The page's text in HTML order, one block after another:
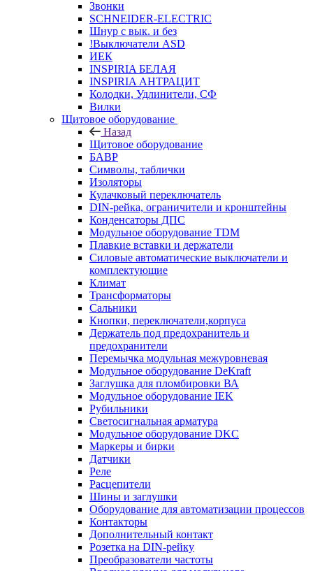
Звонки
SCHNEIDER-ELECTRIC
Шнур с вык. и без
!Выключатели ASD
ИЕК
INSPIRIA БЕЛАЯ
INSPIRIA АНТРАЦИТ
Колодки, Удлинители, СФ
Вилки
Щитовое оборудование
Назад
Щитовое оборудование
БАВР
Символы, таблички
Изоляторы
Кулачковый переключатель
DIN-рейка, ограничители и кронштейны
Конденсаторы ДПС
Модульное оборудование TDM
Плавкие вставки и держатели
Силовые автоматические выключатели и
комплектующие
Климат
Трансформаторы
Сальники
Кнопки, переключатели,корпуса
Держатель под предохранитель и
предохранители
Перемычка модульная межуровневая
Модульное оборудование DeKraft
Заглушка для пломбировки ВА
Модульное оборудование IEK
Рубильники
Светосигнальная арматура
Модульное оборудование DKC
Маркеры и бирки
Датчики
Реле
Расцепители
Шины и заглушки
Оборудование для автоматизации процессов
Контакторы
Дополнительный контакт
Розетка на DIN-рейку
Преобразователи частоты